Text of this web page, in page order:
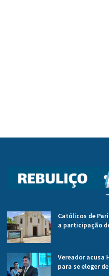
Católicos de
a participação
Vereador acusa
para se eleger